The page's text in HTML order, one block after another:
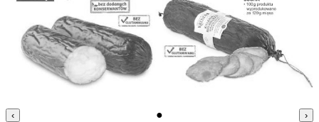
‹ ● ›